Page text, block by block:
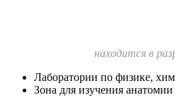
находится в
Лаборатории по физике,
Зона для изучения